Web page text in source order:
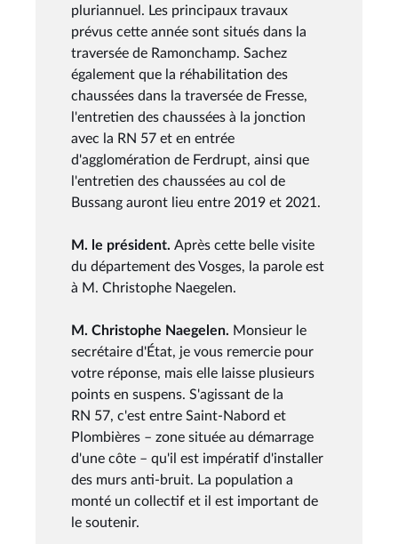
pluriannuel. Les principaux travaux
prévus cette année sont situés dans la
traversée de Ramonchamp. Sachez
également que la réhabilitation des
chaussées dans la traversée de Fresse,
l'entretien des chaussées à la jonction
avec la RN 57 et en entrée
d'agglomération de Ferdrupt, ainsi que
l'entretien des chaussées au col de
Bussang auront lieu entre 2019 et 2021.
M. le président. Après cette belle visite
du département des Vosges, la parole est
à M. Christophe Naegelen.
M. Christophe Naegelen. Monsieur le
secrétaire d'État, je vous remercie pour
votre réponse, mais elle laisse plusieurs
points en suspens. S'agissant de la
RN 57, c'est entre Saint-Nabord et
Plombières – zone située au démarrage
d'une côte – qu'il est impératif d'installer
des murs anti-bruit. La population a
monté un collectif et il est important de
le soutenir.